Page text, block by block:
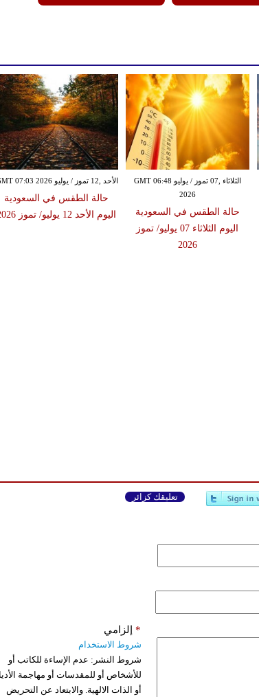
الأحد ,12 تموز / يوليو GMT 07:03 2026
حالة الطقس في السعودية
اليوم الأحد 12 يوليو/ تموز 2026
الثلاثاء ,07 تموز / يوليو GMT 06:48
2026
حالة الطقس في السعودية
اليوم الثلاثاء 07 يوليو/ تموز
2026
تعليقك كزائر
إلزامي *
شروط الاستخدام
شروط النشر: عدم الإساءة للكاتب أو
للأشخاص أو للمقدسات أو مهاجمة
أو الذات الالهية. والابتعاد عن التحريض